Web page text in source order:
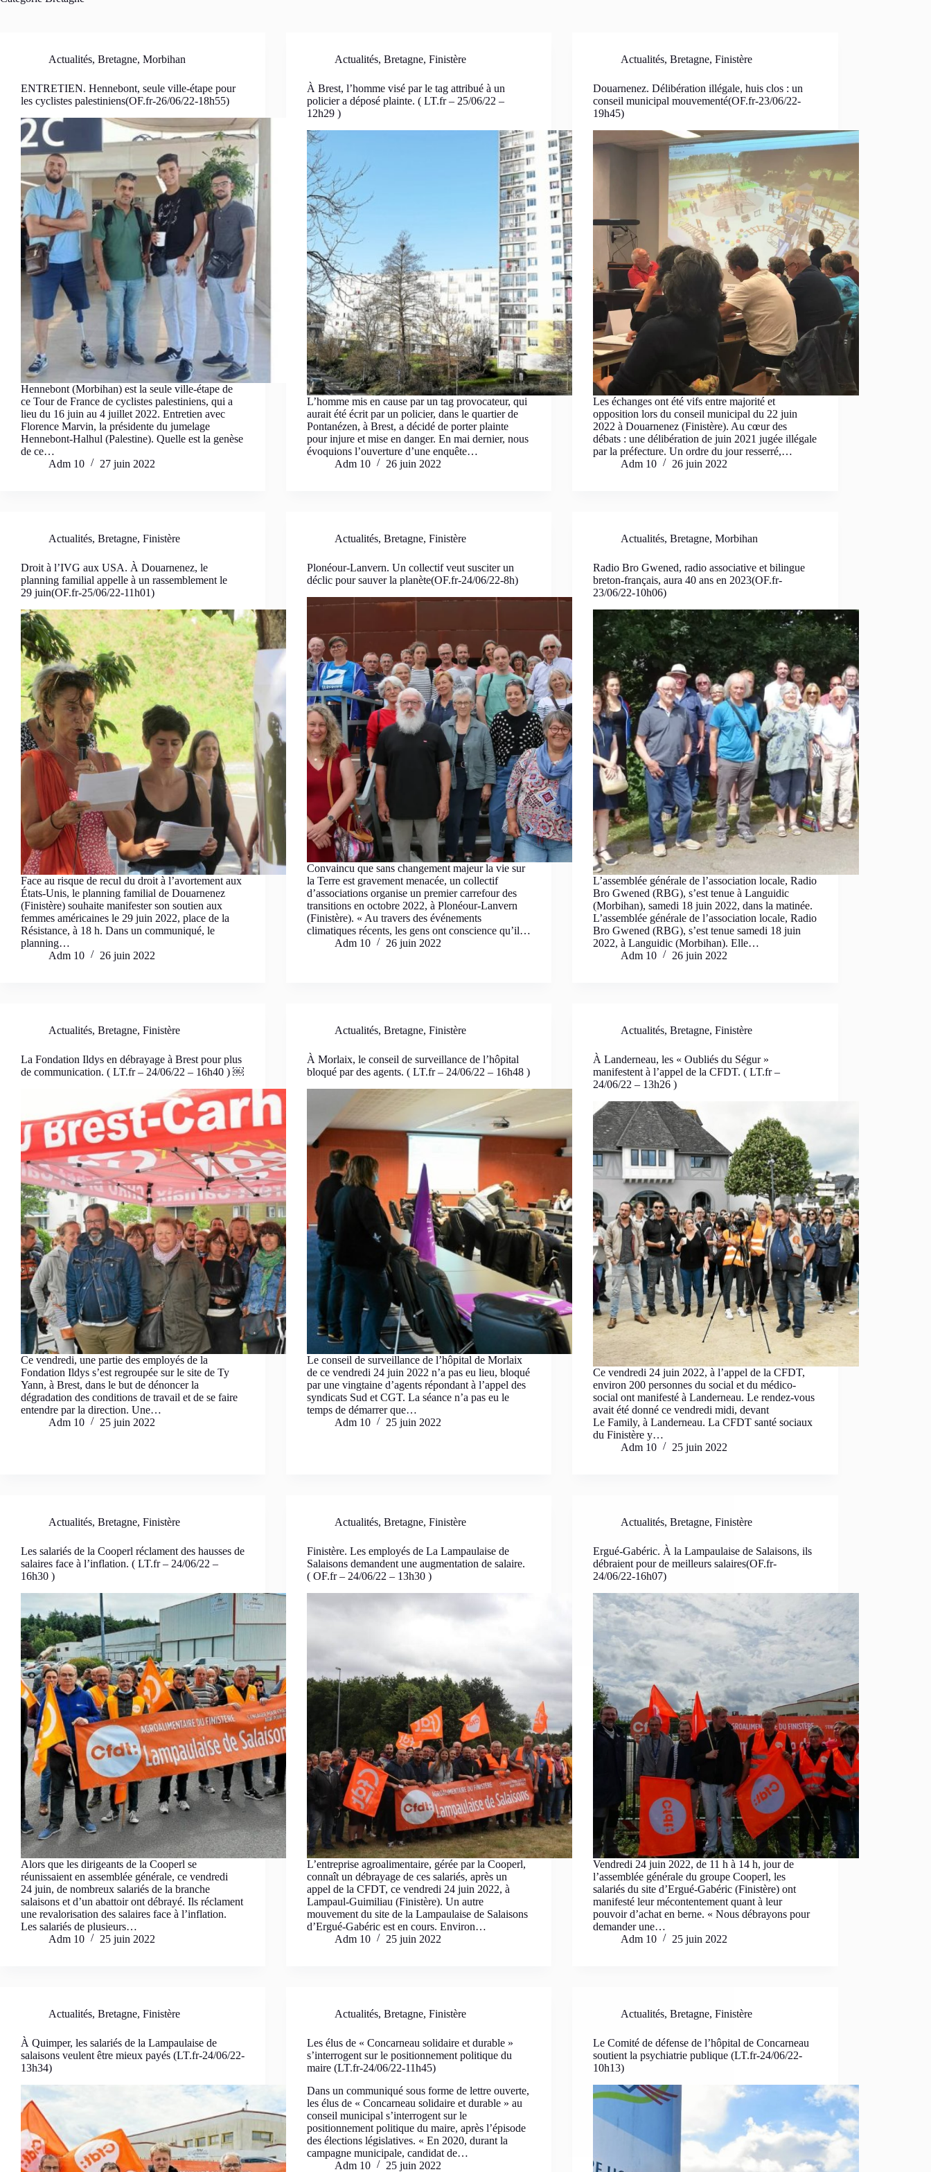
Actualités, Bretagne, Morbihan
ENTRETIEN. Hennebont, seule ville-étape pour
les cyclistes palestiniens(OF.fr-26/06/22-18h55)
Hennebont (Morbihan) est la seule ville-étape de
ce Tour de France de cyclistes palestiniens, qui a
lieu du 16 juin au 4 juillet 2022. Entretien avec
Florence Marvin, la présidente du jumelage
Hennebont-Halhul (Palestine). Quelle est la genèse
de ce…
Adm 10
27 juin 2022
Actualités,Bretagne,Finistère
À Brest, l’homme visé par le tag attribué à un
policier a déposé plainte. ( LT.fr – 25/06/22 –
12h29 )
L’homme mis en cause par un tag provocateur, qui
aurait été écrit par un policier, dans le quartier de
Pontanézen, à Brest, a décidé de porter plainte
pour injure et mise en danger. En mai dernier, nous
évoquions l’ouverture d’une enquête…
Adm 10
26 juin 2022
Actualités,Bretagne,Finistère
Douarnenez. Délibération illégale, huis clos : un
conseil municipal mouvementé(OF.fr-23/06/22-
19h45)
Les échanges ont été vifs entre majorité et
opposition lors du conseil municipal du 22 juin
2022 à Douarnenez (Finistère). Au cœur des
débats : une délibération de juin 2021 jugée illégale
par la préfecture. Un ordre du jour resserré,…
Adm 10
26 juin 2022
Actualités, Bretagne, Finistère
Droit à l’IVG aux USA. À Douarnenez, le
planning familial appelle à un rassemblement le
29 juin(OF.fr-25/06/22-11h01)
Face au risque de recul du droit à l’avortement aux
États-Unis, le planning familial de Douarnenez
(Finistère) souhaite manifester son soutien aux
femmes américaines le 29 juin 2022, place de la
Résistance, à 18 h. Dans un communiqué, le
planning…
Adm 10
26 juin 2022
Actualités,Bretagne,Finistère
Plonéour-Lanvern. Un collectif veut susciter un
déclic pour sauver la planète(OF.fr-24/06/22-8h)
Convaincu que sans changement majeur la vie sur
la Terre est gravement menacée, un collectif
d’associations organise un premier carrefour des
transitions en octobre 2022, à Plonéour-Lanvern
(Finistère). « Au travers des événements
climatiques récents, les gens ont conscience qu’il…
Adm 10
26 juin 2022
Actualités,Bretagne,Morbihan
Radio Bro Gwened, radio associative et bilingue
breton-français, aura 40 ans en 2023(OF.fr-
23/06/22-10h06)
L’assemblée générale de l’association locale, Radio
Bro Gwened (RBG), s’est tenue à Languidic
(Morbihan), samedi 18 juin 2022, dans la matinée.
L’assemblée générale de l’association locale, Radio
Bro Gwened (RBG), s’est tenue samedi 18 juin
2022, à Languidic (Morbihan). Elle…
Adm 10
26 juin 2022
Actualités, Bretagne, Finistère
La Fondation Ildys en débrayage à Brest pour plus
de communication. ( LT.fr – 24/06/22 – 16h40 ) ￼
Ce vendredi, une partie des employés de la
Fondation Ildys s’est regroupée sur le site de Ty
Yann, à Brest, dans le but de dénoncer la
dégradation des conditions de travail et de se faire
entendre par la direction. Une…
Adm 10
25 juin 2022
Actualités,Bretagne,Finistère
À Morlaix, le conseil de surveillance de l’hôpital
bloqué par des agents. ( LT.fr – 24/06/22 – 16h48 )
Le conseil de surveillance de l’hôpital de Morlaix
de ce vendredi 24 juin 2022 n’a pas eu lieu, bloqué
par une vingtaine d’agents répondant à l’appel des
syndicats Sud et CGT. La séance n’a pas eu le
temps de démarrer que…
Adm 10
25 juin 2022
Actualités,Bretagne,Finistère
À Landerneau, les « Oubliés du Ségur »
manifestent à l’appel de la CFDT. ( LT.fr –
24/06/22 – 13h26 )
Ce vendredi 24 juin 2022, à l’appel de la CFDT,
environ 200 personnes du social et du médico-
social ont manifesté à Landerneau. Le rendez-vous
avait été donné ce vendredi midi, devant
Le Family, à Landerneau. La CFDT santé sociaux
du Finistère y…
Adm 10
25 juin 2022
Actualités, Bretagne, Finistère
Les salariés de la Cooperl réclament des hausses de
salaires face à l’inflation. ( LT.fr – 24/06/22 –
16h30 )
Alors que les dirigeants de la Cooperl se
réunissaient en assemblée générale, ce vendredi
24 juin, de nombreux salariés de la branche
salaisons et d’un abattoir ont débrayé. Ils réclament
une revalorisation des salaires face à l’inflation.
Les salariés de plusieurs…
Adm 10
25 juin 2022
Actualités,Bretagne,Finistère
Finistère. Les employés de La Lampaulaise de
Salaisons demandent une augmentation de salaire.
( OF.fr – 24/06/22 – 13h30 )
​L’entreprise agroalimentaire, gérée par la Cooperl,
connaît un débrayage de ces salariés, après un
appel de la CFDT, ce vendredi 24 juin 2022, à
Lampaul-Guimiliau (Finistère). Un autre
mouvement du site de la Lampaulaise de Salaisons
d’Ergué-Gabéric est en cours. Environ…
Adm 10
25 juin 2022
Actualités,Bretagne,Finistère
Ergué-Gabéric. À la Lampaulaise de Salaisons, ils
débraient pour de meilleurs salaires(OF.fr-
24/06/22-16h07)
Vendredi 24 juin 2022, de 11 h à 14 h, jour de
l’assemblée générale du groupe Cooperl, les
salariés du site d’Ergué-Gabéric (Finistère) ont
manifesté leur mécontentement quant à leur
pouvoir d’achat en berne. « Nous débrayons pour
demander une…
Adm 10
25 juin 2022
Actualités, Bretagne, Finistère
À Quimper, les salariés de la Lampaulaise de
salaisons veulent être mieux payés (LT.fr-24/06/22-
13h34)
Actualités,Bretagne,Finistère
Les élus de « Concarneau solidaire et durable »
s’interrogent sur le positionnement politique du
maire (LT.fr-24/06/22-11h45)
Dans un communiqué sous forme de lettre ouverte,
les élus de « Concarneau solidaire et durable » au
conseil municipal s’interrogent sur le
positionnement politique du maire, après l’épisode
des élections législatives. « En 2020, durant la
campagne municipale, candidat de…
Adm 10
25 juin 2022
Actualités,Bretagne,Finistère
Le Comité de défense de l’hôpital de Concarneau
soutient la psychiatrie publique (LT.fr-24/06/22-
10h13)